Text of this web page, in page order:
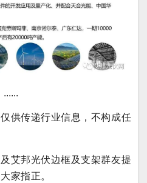
......
供传递行业信息，不构成任
艾邦光伏边框及支架群友提
家指正。